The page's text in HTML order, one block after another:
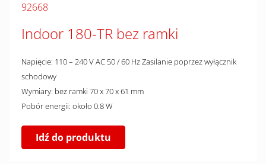
92668
Indoor 180-TR bez ramki
Napięcie: 110 – 240 V AC 50 / 60 Hz Zasilanie poprzez wyłącznik
schodowy
Wymiary: bez ramki 70 x 70 x 61 mm
Pobór energii: około 0.8 W
Idź do produktu